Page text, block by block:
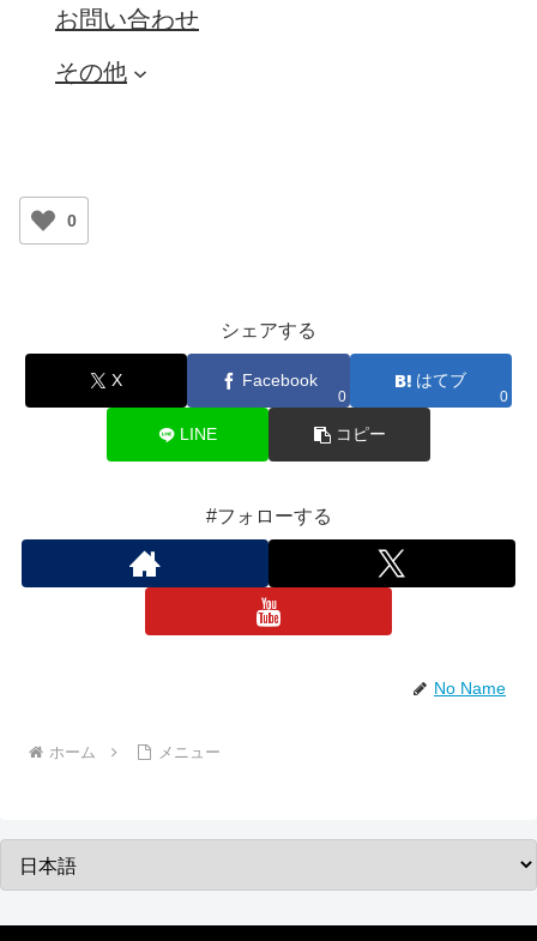
お問い合わせ
その他
0
シェアする
X Facebook
0
はてブ
0
LINE コピー
#フォローする
No Name
ホーム メニュー